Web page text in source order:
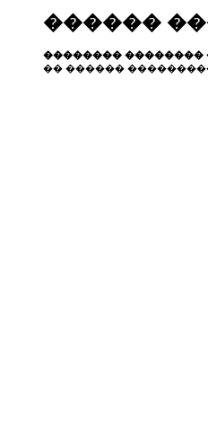
������
�������� ��������
�� ������